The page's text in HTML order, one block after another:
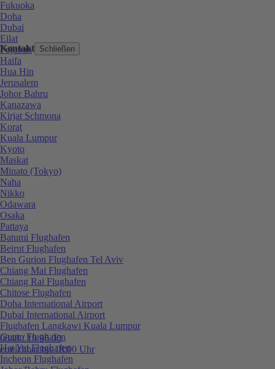
Kontakt Schließen
0848 / 19 96 00
erreichbar bis 18:00 Uhr
Fukuoka
Doha
Dubai
Eilat
Fujairah
Haifa
Hua Hin
Jerusalem
Johor Bahru
Kanazawa
Kirjat Schmona
Korat
Kuala Lumpur
Kyoto
Maskat
Minato (Tokyo)
Naha
Nikko
Odawara
Osaka
Pattaya
Batumi Flughafen
Beirut Flughafen
Ben Gurion Flughafen Tel Aviv
Chiang Mai Flughafen
Chiang Rai Flughafen
Chitose Flughafen
Doha International Airport
Dubai International Airport
Flughafen Langkawi Kuala Lumpur
Guam Flughafen
Hat Yai Flughafen
Incheon Flughafen